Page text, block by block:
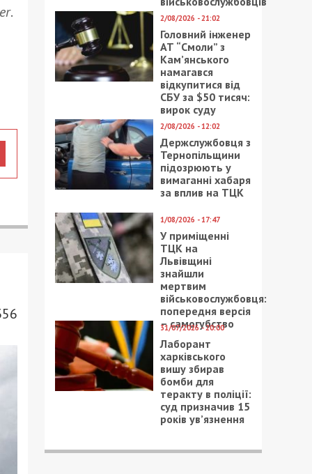
. 2/08/2026 - 21:02
Головний інженер
АТ “Смоли” з
Кам’янського
намагався
відкупитися від
СБУ за $50 тисяч:
вирок суду
2/08/2026 - 12:02
Держслужбовця з
Тернопільщини
підозрюють у
вимаганні хабаря
за вплив на ТЦК
1/08/2026 - 17:47
У приміщенні
ТЦК на
Львівщині
знайшли
мертвим
військовослужбовця:
попередня версія
– самогубство
31/07/2026 - 20:00
Лаборант
харківського
вишу збирав
бомби для
теракту в поліції:
суд призначив 15
років ув’язнення